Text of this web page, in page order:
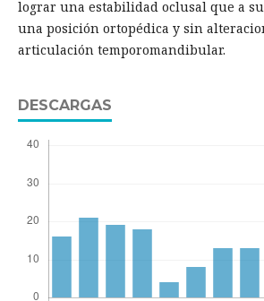
lograr una estabilidad oclusal que a su
una posición ortopédica y sin
articulación temporomandibular.
DESCARGAS